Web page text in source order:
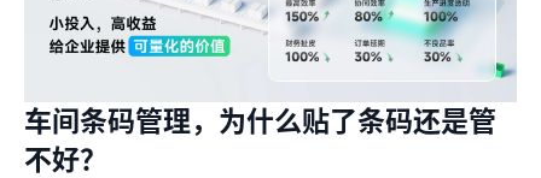
车间条码管理，为什么贴了条码还是管
不好？